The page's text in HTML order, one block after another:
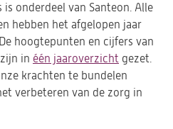
tab)
onderdeel van Santeon. Alle
hebben het afgelopen jaar
hoogtepunten en cijfers van
in één jaaroverzicht (opent
in
een
gezet.
krachten te bundelen
verbeteren van de zorg in